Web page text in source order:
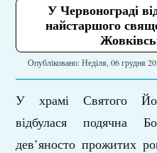
У Червонограді
найстаршого
Опубліковано: Неділя, 06 грудня
У храмі Святого
відбулася подячна
дев’яносто прожитих